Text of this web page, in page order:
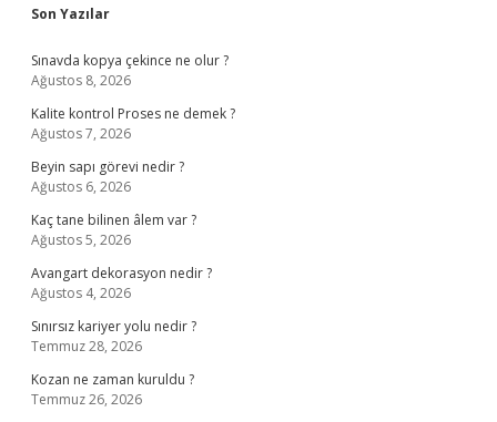
Sidebar
Son Yazılar
Sınavda kopya çekince ne olur ?
Ağustos 8, 2026
Kalite kontrol Proses ne demek ?
Ağustos 7, 2026
Beyin sapı görevi nedir ?
Ağustos 6, 2026
Kaç tane bilinen âlem var ?
Ağustos 5, 2026
Avangart dekorasyon nedir ?
Ağustos 4, 2026
Sınırsız kariyer yolu nedir ?
Temmuz 28, 2026
Kozan ne zaman kuruldu ?
Temmuz 26, 2026